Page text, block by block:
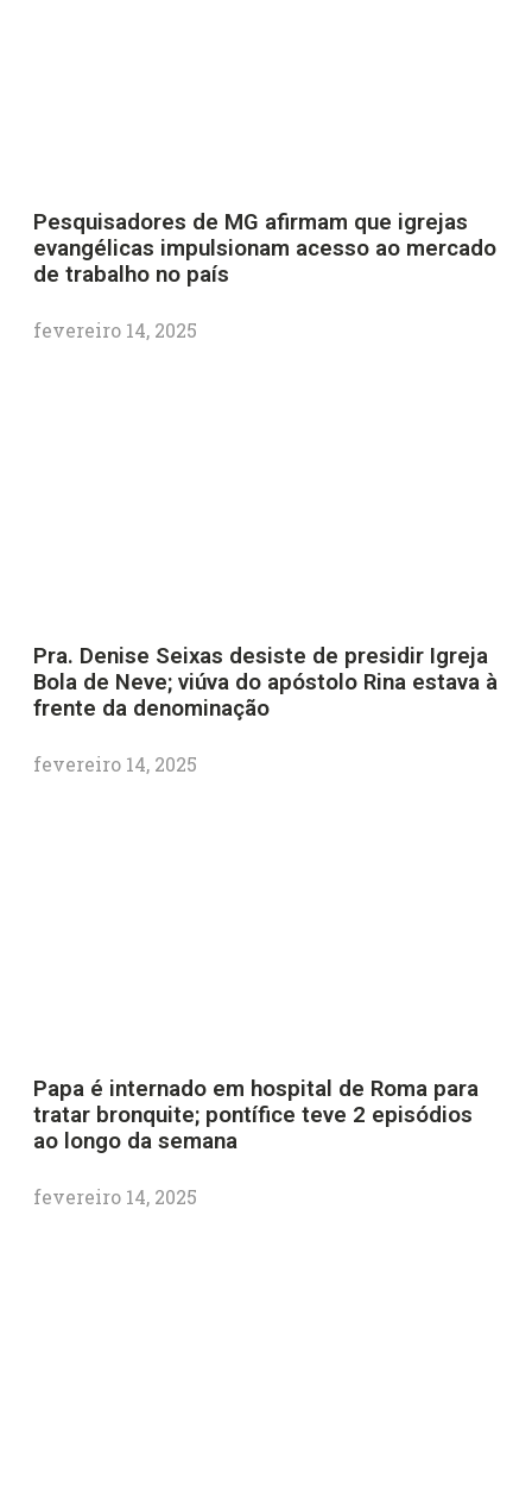
Pesquisadores de MG afirmam que igrejas
evangélicas impulsionam acesso ao mercado
de trabalho no país
fevereiro 14, 2025
Pra. Denise Seixas desiste de presidir Igreja
Bola de Neve; viúva do apóstolo Rina estava à
frente da denominação
fevereiro 14, 2025
Papa é internado em hospital de Roma para
tratar bronquite; pontífice teve 2 episódios
ao longo da semana
fevereiro 14, 2025